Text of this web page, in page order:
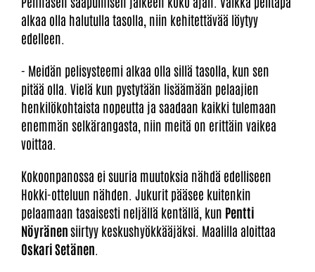
alkaa olla halutulla tasolla, niin kehitettävää löytyy
edelleen.
- Meidän pelisysteemi alkaa olla sillä tasolla, kun sen
pitää olla. Vielä kun pystytään lisäämään pelaajien
henkilökohtaista nopeutta ja saadaan kaikki tulemaan
enemmän selkärangasta, niin meitä on erittäin vaikea
voittaa.
Kokoonpanossa ei suuria muutoksia nähdä edelliseen
Hokki-otteluun nähden. Jukurit pääsee kuitenkin
pelaamaan tasaisesti neljällä kentällä, kun Pentti
Nöyränensiirtyy keskushyökkääjäksi. Maalilla aloittaa
Oskari Setänen